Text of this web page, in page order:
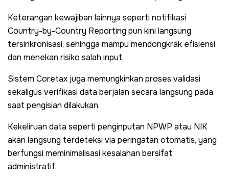
Keterangan kewajiban lainnya seperti notifikasi
Country-by-Country Reporting pun kini langsung
tersinkronisasi, sehingga mampu mendongkrak efisiensi
dan menekan risiko salah input.
Sistem Coretax juga memungkinkan proses validasi
sekaligus verifikasi data berjalan secara langsung pada
saat pengisian dilakukan.
Kekeliruan data seperti penginputan NPWP atau NIK
akan langsung terdeteksi via peringatan otomatis, yang
berfungsi meminimalisasi kesalahan bersifat
administratif.